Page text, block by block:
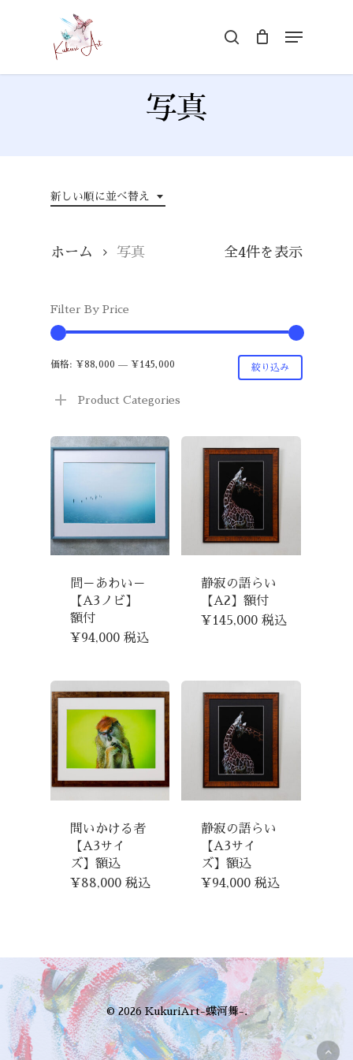
search Menu
写真
新しい順に並べ替え
全4件を表示新
ホーム 写真
Filter By Price
最
最
絞り込み
価格: ¥88,000 — ¥145,000
Product Categories
間－あわい－
【A3ノビ】
額付
¥ 94,000 税込
静寂の語らい
【A2】額付
¥ 145,000 税込
問いかける者
【A3サイ
ズ】額込
¥ 88,000 税込
静寂の語らい
【A3サイ
ズ】額込
¥ 94,000 税込
© 2026 KukuriArt-蝶河舞-.
Menu